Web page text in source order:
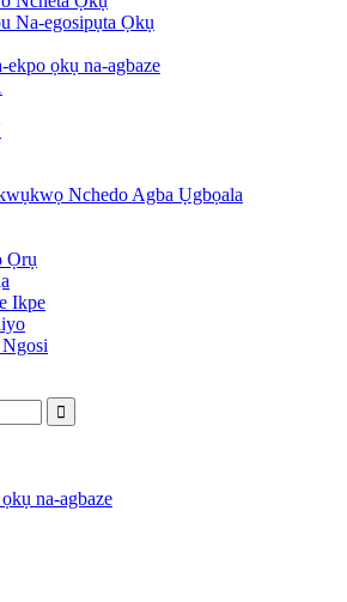
Na-egosipụta Ọkụ
ekpo ọkụ na-agbaze
Nchedo Agba Ụgbọala
Ọrụ
Ikpe
na-agbaze